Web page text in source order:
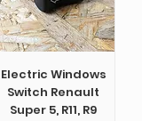
Electric Windows
Switch Renault
Super 5, R11, R9